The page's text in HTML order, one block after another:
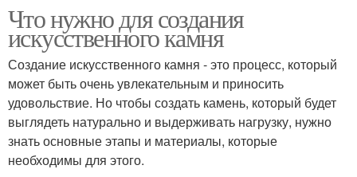
Что нужно для создания
искусственного камня
Создание искусственного камня - это процесс, который
может быть очень увлекательным и приносить
удовольствие. Но чтобы создать камень, который будет
выглядеть натурально и выдерживать нагрузку, нужно
знать основные этапы и материалы, которые
необходимы для этого.